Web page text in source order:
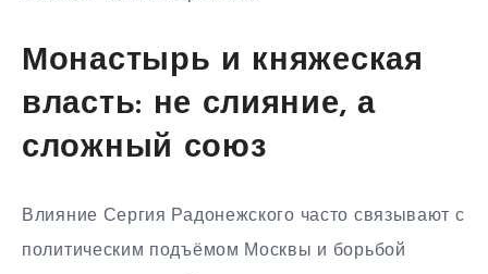
Монастырь и княжеская
власть: не слияние, а
сложный союз
Влияние Сергия Радонежского часто связывают с
политическим подъёмом Москвы и борьбой